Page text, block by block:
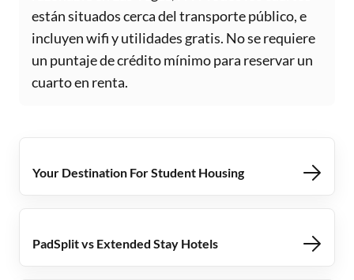
están situados cerca del transporte público, e
incluyen wifi y utilidades gratis. No se requiere
un puntaje de crédito mínimo para reservar un
cuarto en renta.
Your Destination For Student Housing
PadSplit vs Extended Stay Hotels